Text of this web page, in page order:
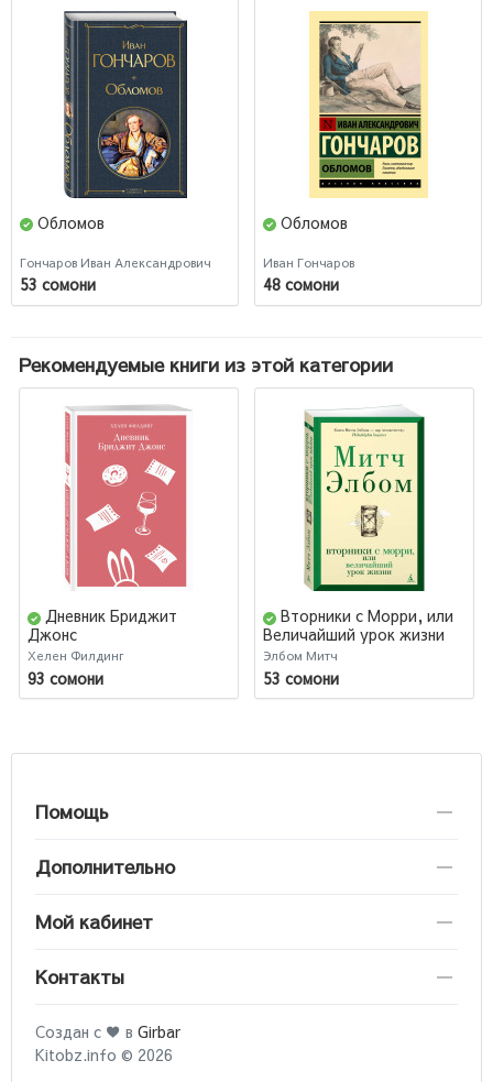
Обломов
Гончаров Иван Александрович
53 сомони
Обломов
Иван Гончаров
48 сомони
Рекомендуемые книги из этой категории
Дневник Бриджит
Джонс
Хелен Филдинг
93 сомони
Вторники с Морри, или
Величайший урок жизни
Элбом Митч
53 сомони
Помощь
Дополнительно
Мой кабинет
Контакты
Создан с ♥ в Girbar
Kitobz.info © 2026